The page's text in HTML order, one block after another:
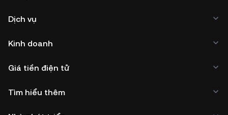
Dịch vụ
Kinh doanh
Giá tiền điện tử
Tìm hiểu thêm